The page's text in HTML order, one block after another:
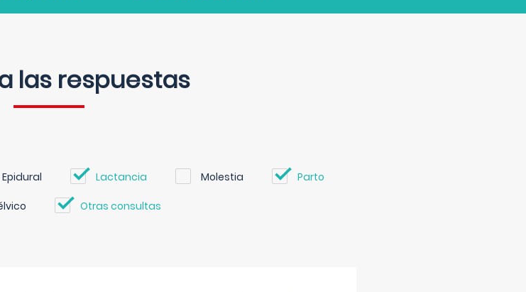
las respuestas
Epidural Lactancia Molestia Parto
Otras consultas